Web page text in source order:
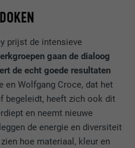
prijst de intensieve
gaan de dialoog
de echt goede resultaten
en Wolfgang Croce, dat het
begeleidt, heeft zich ook dit
en neemt nieuwe
de energie en diversiteit
hoe materiaal, kleur en